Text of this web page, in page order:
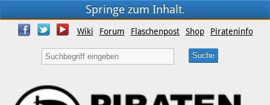
Springe zum Inhalt.
Wiki Forum Flaschenpost Shop Pirateninfo